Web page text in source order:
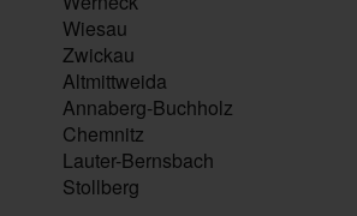
Wiesau
Zwickau
Altmittweida
Annaberg-Buchholz
Chemnitz
Lauter-Bernsbach
Stollberg